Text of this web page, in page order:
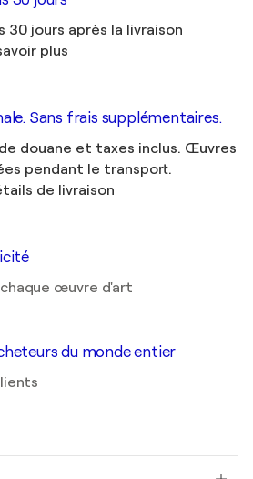
30 jours après la livraison
plus
Sans frais supplémentaires.
douane et taxes inclus. Œuvres
pendant le transport.
de livraison
œuvre d'art
du monde entier